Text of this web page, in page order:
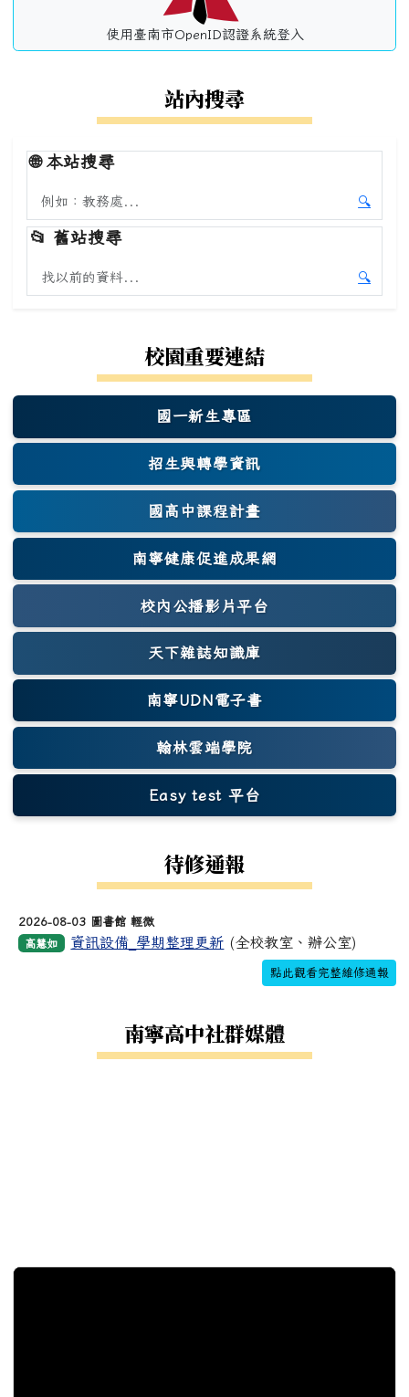
使用臺南市OpenID認證系統登入
站內搜尋
🌐本站搜尋
搜尋本站內容
🔍
開始本
📂 舊站搜尋
搜尋舊站內容
🔍
開始舊
校園重要連結
國一新生專區
(另開新視窗)
招生與轉學資訊
國高中課程計畫
南寧健康促進成果網
(另開新視窗)
校內公播影片平台
天下雜誌知識庫
(另開新視窗)
南寧UDN電子書
翰林雲端學院
Easy test 平台
(另開新視窗)
待修通報
2026-08-03 圖書館 輕微
高慧如 資訊設備_學期整理更新 (全校教室、辦公室)
點此觀看完整維修通報
南寧高中社群媒體